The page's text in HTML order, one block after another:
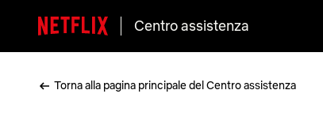
Centro assistenza
Torna alla pagina principale del Centro assistenza